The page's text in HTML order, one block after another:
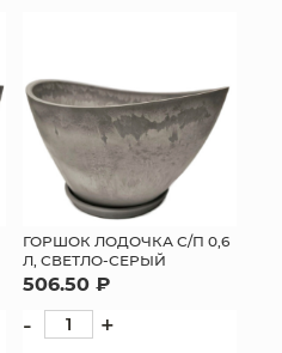
ГОРШОК ЛОДОЧКА С/П 0,6
Л, СВЕТЛО-СЕРЫЙ
506.50 ₽
- +